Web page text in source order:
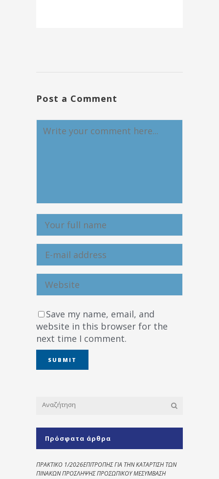
Post a Comment
Save my name, email, and
website in this browser for the
next time I comment.
Πρόσφατα άρθρα
ΠΡΑΚΤΙΚΟ 1/2026ΕΠΙΤΡΟΠΗΣ ΓΙΑ ΤΗΝ ΚΑΤΑΡΤΙΣΗ ΤΩΝ
ΠΙΝΑΚΩΝ ΠΡΟΣΛΗΨΗΣ ΠΡΟΣΩΠΙΚΟΥ ΜΕΣΥΜΒΑΣΗ